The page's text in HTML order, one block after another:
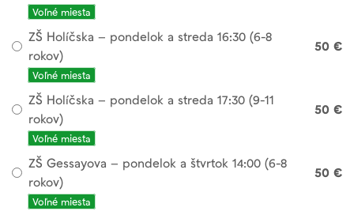
Voľné miesta
ZŠ Holíčska – pondelok a streda 16:30 (6-8
rokov)
50 €
Voľné miesta
ZŠ Holíčska – pondelok a streda 17:30 (9-11
rokov)
50 €
Voľné miesta
ZŠ Gessayova – pondelok a štvrtok 14:00 (6-8
rokov)
50 €
Voľné miesta